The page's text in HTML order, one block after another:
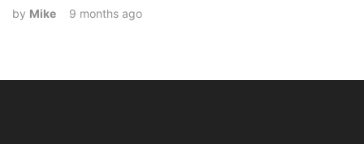
by Mike 9 months ago